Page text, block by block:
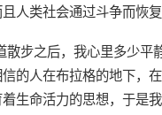
人类社会通过斗争而恢
散步之后，我心里多少
信的人在布拉格的地下，
生命活力的思想，于是